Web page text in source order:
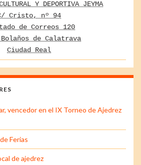
Y DEPORTIVA JEYMA
Cristo, nº 94
de Correos 120
Bolaños de Calatrava
Ciudad Real
vencedor en el IX Torneo de Ajedrez
Ferias
de ajedrez